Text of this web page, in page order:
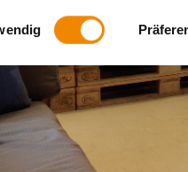
Risiken für Ihre
Details finden Sie in
möchten, dass alle Website-
auswählen. Sie
entscheiden und Ihre
Einwilligung